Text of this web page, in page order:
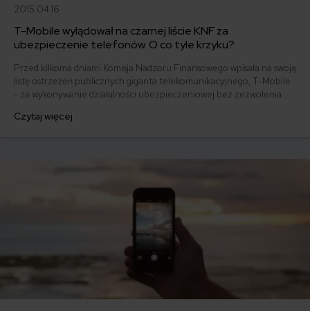
2015.04.16
T-Mobile wylądował na czarnej liście KNF za
ubezpieczenie telefonów. O co tyle krzyku?
Przed kilkoma dniami Komisja Nadzoru Finansowego wpisała na swoją
listę ostrzeżeń publicznych giganta telekomunikacyjnego, T-Mobile
- za wykonywanie działalności ubezpieczeniowej bez zezwolenia.
klientów sieci?
Czytaj więcej